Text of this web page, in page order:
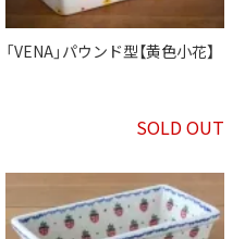
「VENA」パウンド型【黄色小花】
SOLD OUT